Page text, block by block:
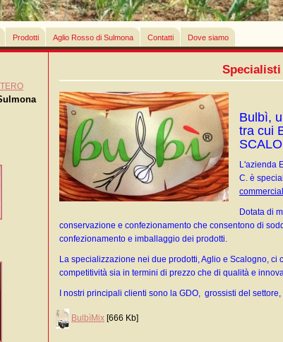
Prodotti Aglio Rosso di Sulmona Contatti Dove siamo
Specialisti in
Bulbì,
tra cui
L'azienda
C. è
Dotata di
conservazione e confezionamento che consentono di
confezionamento e imballaggio dei prodotti.
La specializzazione nei due prodotti, Aglio e Scalogno, ci
competitività sia in termini di prezzo che di qualità e
I nostri principali clienti sono la GDO, grossisti del
BulbìMix [666 Kb]